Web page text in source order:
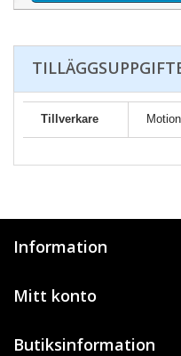
Tillverkare
Information
Mitt konto
Butiksinformation